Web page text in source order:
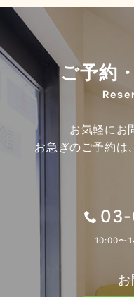
ご予約
お気軽にお
お急ぎのご予約は
10:00〜